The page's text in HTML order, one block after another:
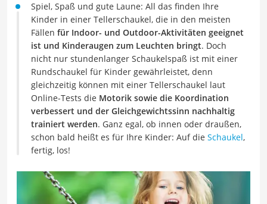
Spiel, Spaß und gute Laune: All das finden Ihre
Kinder in einer Tellerschaukel, die in den meisten
Fällen für Indoor- und Outdoor-Aktivitäten geeignet
ist und Kinderaugen zum Leuchten bringt. Doch
nicht nur stundenlanger Schaukelspaß ist mit einer
Rundschaukel für Kinder gewährleistet, denn
gleichzeitig können mit einer Tellerschaukel laut
Online-Tests die Motorik sowie die Koordination
verbessert und der Gleichgewichtssinn nachhaltig
trainiert werden. Ganz egal, ob innen oder draußen,
schon bald heißt es für Ihre Kinder: Auf die Schaukel,
fertig, los!